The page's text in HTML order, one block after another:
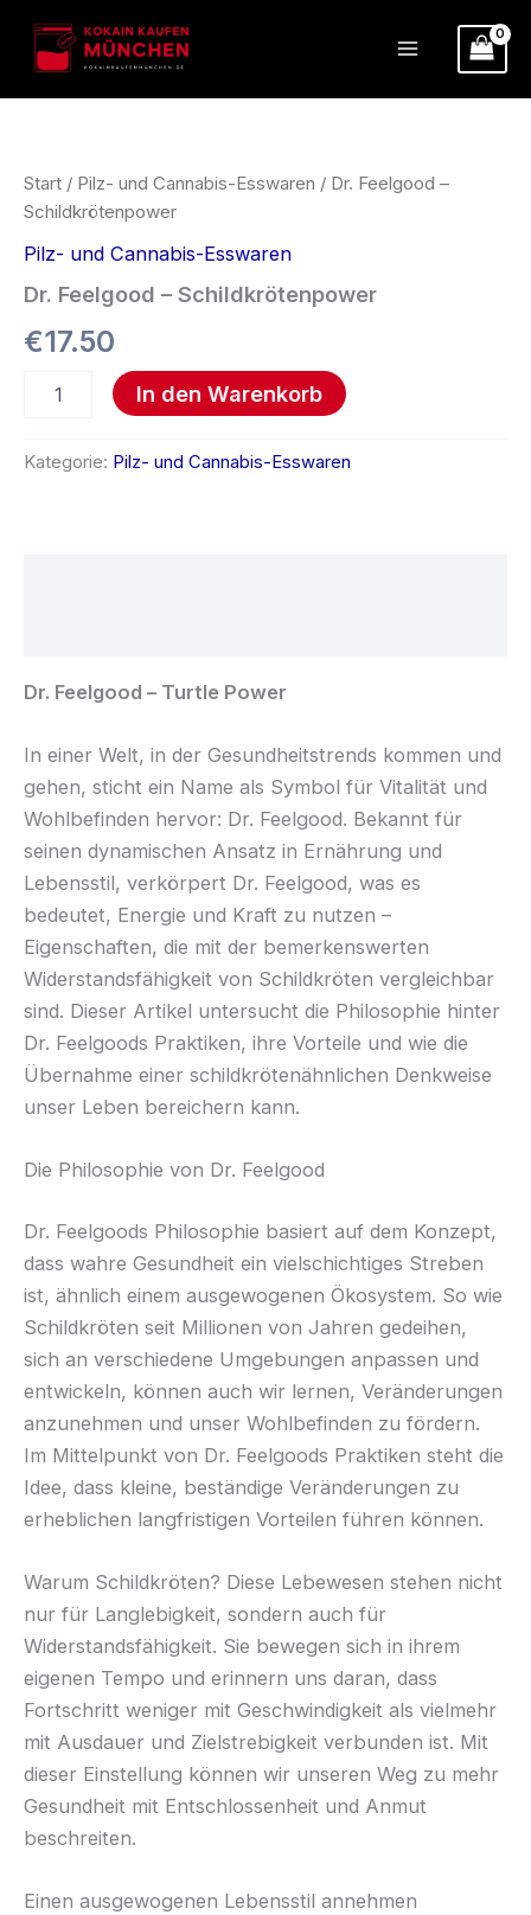
Inhalt
springen
Start / Pilz- und Cannabis-Esswaren / Dr. Feelgood –
Schildkrötenpower
Pilz- und Cannabis-Esswaren
Dr. Feelgood – Schildkrötenpower
€17.50
Schildkrötenpower
Menge
In den Warenkorb
Kategorie: Pilz- und Cannabis-Esswaren
Dr. Feelgood – Turtle Power
In einer Welt, in der Gesundheitstrends kommen und
gehen, sticht ein Name als Symbol für Vitalität und
Wohlbefinden hervor: Dr. Feelgood. Bekannt für
seinen dynamischen Ansatz in Ernährung und
Lebensstil, verkörpert Dr. Feelgood, was es
bedeutet, Energie und Kraft zu nutzen –
Eigenschaften, die mit der bemerkenswerten
Widerstandsfähigkeit von Schildkröten vergleichbar
sind. Dieser Artikel untersucht die Philosophie hinter
Dr. Feelgoods Praktiken, ihre Vorteile und wie die
Übernahme einer schildkrötenähnlichen Denkweise
unser Leben bereichern kann.
Die Philosophie von Dr. Feelgood
Dr. Feelgoods Philosophie basiert auf dem Konzept,
dass wahre Gesundheit ein vielschichtiges Streben
ist, ähnlich einem ausgewogenen Ökosystem. So wie
Schildkröten seit Millionen von Jahren gedeihen,
sich an verschiedene Umgebungen anpassen und
entwickeln, können auch wir lernen, Veränderungen
anzunehmen und unser Wohlbefinden zu fördern.
Im Mittelpunkt von Dr. Feelgoods Praktiken steht die
Idee, dass kleine, beständige Veränderungen zu
erheblichen langfristigen Vorteilen führen können.
Warum Schildkröten? Diese Lebewesen stehen nicht
nur für Langlebigkeit, sondern auch für
Widerstandsfähigkeit. Sie bewegen sich in ihrem
eigenen Tempo und erinnern uns daran, dass
Fortschritt weniger mit Geschwindigkeit als vielmehr
mit Ausdauer und Zielstrebigkeit verbunden ist. Mit
dieser Einstellung können wir unseren Weg zu mehr
Gesundheit mit Entschlossenheit und Anmut
beschreiten.
Einen ausgewogenen Lebensstil annehmen